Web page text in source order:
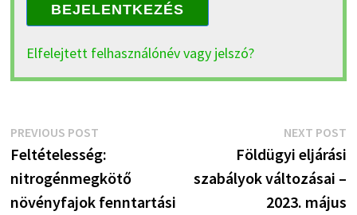
BEJELENTKEZÉS
Elfelejtett felhasználónév vagy jelszó?
Bejegyzés
navigáció
PREVIOUS POSTPrevious
post:
Feltételesség:
nitrogénmegkötő
növényfajok fenntartási
NEXT POST
Földügyi eljárási
szabályok változásai –
2023. május